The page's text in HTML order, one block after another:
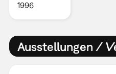
1996
Ausstellungen /